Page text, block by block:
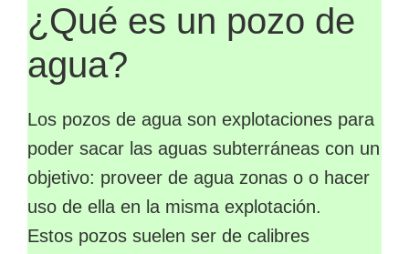
¿Qué es un pozo de
agua?
Los pozos de agua son explotaciones para
poder sacar las aguas subterráneas con un
objetivo: proveer de agua zonas o o hacer
uso de ella en la misma explotación.
Estos pozos suelen ser de calibres